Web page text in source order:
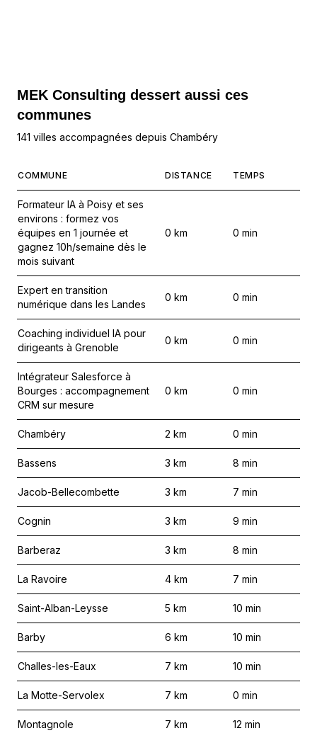
MEK Consulting dessert aussi ces
communes
141 villes accompagnées depuis Chambéry
COMMUNE DISTANCE TEMPS
Formateur IA à Poisy et ses
environs : formez vos
équipes en 1 journée et
gagnez 10h/semaine dès le
mois suivant
0 km 0 min
Expert en transition
numérique dans les Landes
0 km 0 min
Coaching individuel IA pour
dirigeants à Grenoble
0 km 0 min
Intégrateur Salesforce à
Bourges : accompagnement
CRM sur mesure
0 km 0 min
Chambéry 2 km 0 min
Bassens 3 km 8 min
Jacob-Bellecombette 3 km 7 min
Cognin 3 km 9 min
Barberaz 3 km 8 min
La Ravoire 4 km 7 min
Saint-Alban-Leysse 5 km 10 min
Barby 6 km 10 min
Challes-les-Eaux 7 km 10 min
La Motte-Servolex 7 km 0 min
Montagnole 7 km 12 min